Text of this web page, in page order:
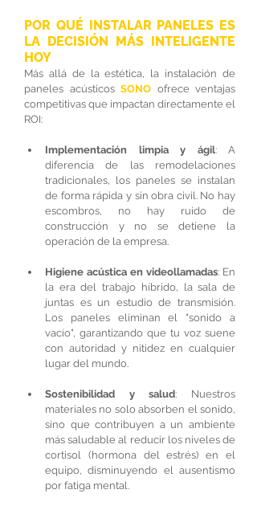
POR QUÉ INSTALAR PANELES ES
LA DECISIÓN MÁS INTELIGENTE
HOY
Más allá de la estética, la instalación de
paneles acústicos SONO ofrece ventajas
competitivas que impactan directamente el
ROI:
Implementación limpia y ágil: A
diferencia de las remodelaciones
tradicionales, los paneles se instalan
de forma rápida y sin obra civil. No hay
escombros, no hay ruido de
construcción y no se detiene la
operación de la empresa.
Higiene acústica en videollamadas: En
la era del trabajo híbrido, la sala de
juntas es un estudio de transmisión.
Los paneles eliminan el "sonido a
vacío", garantizando que tu voz suene
con autoridad y nitidez en cualquier
lugar del mundo.
Sostenibilidad y salud: Nuestros
materiales no solo absorben el sonido,
sino que contribuyen a un ambiente
más saludable al reducir los niveles de
cortisol (hormona del estrés) en el
equipo, disminuyendo el ausentismo
por fatiga mental.